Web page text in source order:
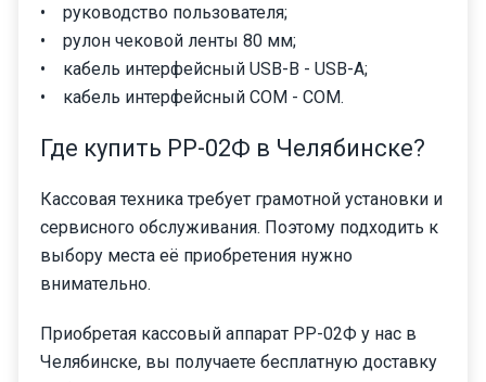
• руководство пользователя;
• рулон чековой ленты 80 мм;
• кабель интерфейсный USB-B - USB-A;
• кабель интерфейсный COM - COM.
Где купить РР-02Ф в Челябинске?
Кассовая техника требует грамотной установки и
сервисного обслуживания. Поэтому подходить к
выбору места её приобретения нужно
внимательно.
Приобретая кассовый аппарат РР-02Ф у нас в
Челябинске, вы получаете бесплатную доставку